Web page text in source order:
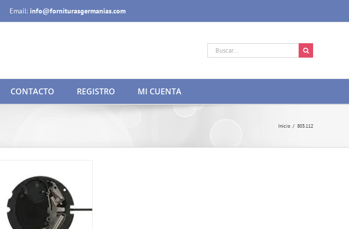
Email: info@forniturasgermanias.com
Buscar:
CONTACTO REGISTRO MI CUENTA
Inicio / 803.112